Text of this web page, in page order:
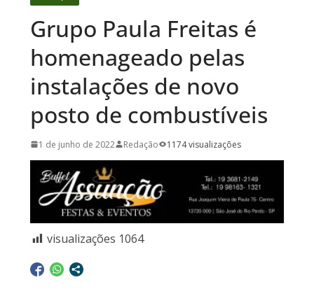
Grupo Paula Freitas é
homenageado pelas
instalações de novo
posto de combustíveis
1 de junho de 2022 Redação 1174 visualizações
visualizações 1064